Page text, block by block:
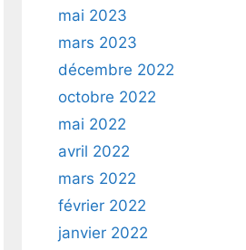
mai 2023
mars 2023
décembre 2022
octobre 2022
mai 2022
avril 2022
mars 2022
février 2022
janvier 2022